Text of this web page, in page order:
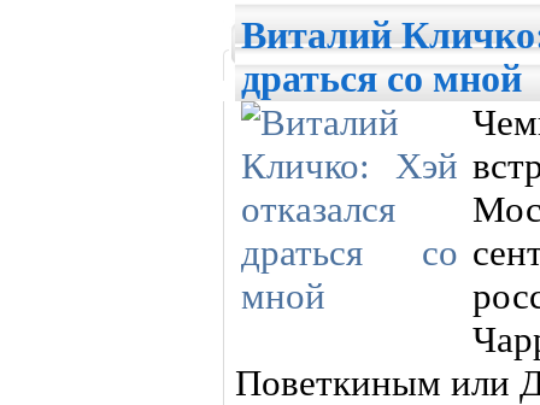
Виталий
драться со мной
Поветкиным или